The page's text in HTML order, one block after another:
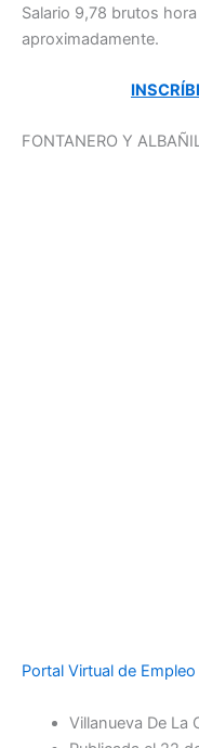
Salario 9,78 brutos
aproximadamente.
FONTANERO Y
Portal Virtual de
Villanueva De La